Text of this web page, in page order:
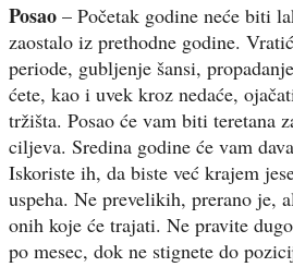
Posao – Početak godine neće biti
zaostalo iz prethodne godine.
periode, gubljenje šansi,
ćete, kao i uvek kroz nedaće,
tržišta. Posao će vam biti teretana
ciljeva. Sredina godine će vam
Iskoriste ih, da biste već krajem
uspeha. Ne prevelikih, prerano je,
onih koje će trajati. Ne pravite
po mesec, dok ne stignete do